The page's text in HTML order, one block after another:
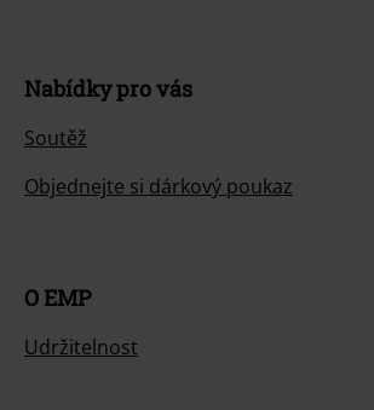
Nabídky pro vás
Soutěž
Objednejte si dárkový poukaz
O EMP
Udržitelnost